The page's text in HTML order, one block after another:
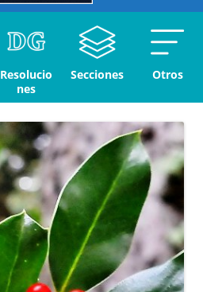
Resolucio
nes
Secciones Otros